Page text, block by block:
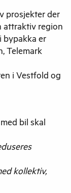
prosjekter der
attraktiv region
bypakka er
Telemark
i Vestfold og
bil skal
kollektiv,